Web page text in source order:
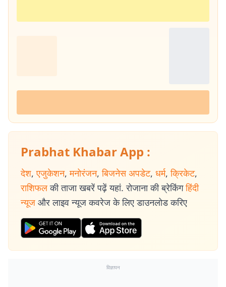
Prabhat Khabar App :
देश, एजुकेशन, मनोरंजन, बिजनेस अपडेट, धर्म, क्रिकेट,
राशिफल की ताजा खबरें पढ़ें यहां. रोजाना की ब्रेकिंग हिंदी
न्यूज और लाइव न्यूज कवरेज के लिए डाउनलोड करिए
विज्ञापन